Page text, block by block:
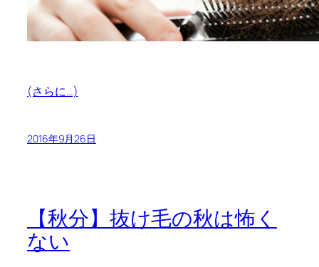
(さらに…)
2016年9月26日
【秋分】抜け毛の秋は怖く
ない